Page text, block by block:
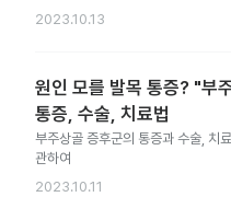
2023.10.13
원인 모를 발목 통증? "부
통증, 수술, 치료법
부주상골 증후군의 통증과 수술, 치
관하여
2023.10.11